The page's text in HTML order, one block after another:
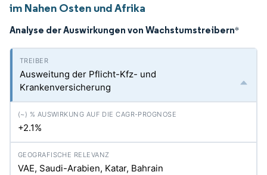
im Nahen Osten und Afrika
Analyse der Auswirkungen von Wachstumstreibern*
Ausweitung der Pflicht-Kfz- und
Krankenversicherung
+2.1%
VAE, Saudi-Arabien, Katar, Bahrain